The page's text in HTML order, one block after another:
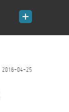
2016-04-25